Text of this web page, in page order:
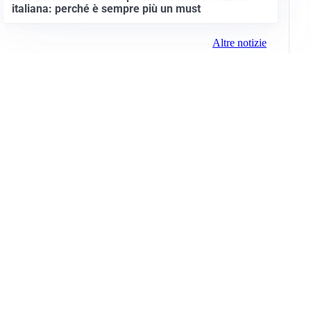
italiana: perché è sempre più un must
Altre notizie